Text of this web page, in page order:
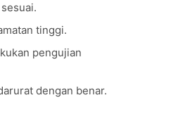
tinggi.
pengujian
dengan benar.